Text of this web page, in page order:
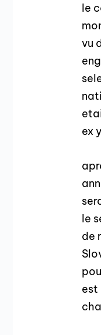
le
vu
ex
le
de
est